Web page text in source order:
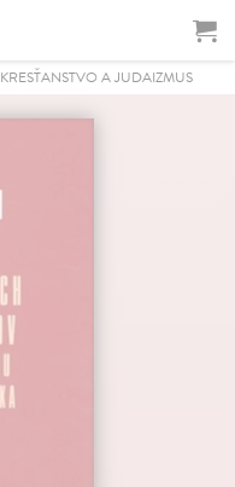
KRESŤANSTVO A JUDAIZMUS